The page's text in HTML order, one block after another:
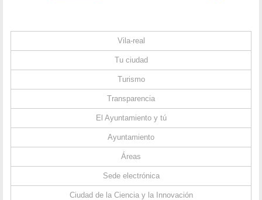
Vila-real
Tu ciudad
Turismo
Transparencia
El Ayuntamiento y tú
Ayuntamiento
Áreas
Sede electrónica
Ciudad de la Ciencia y la Innovación